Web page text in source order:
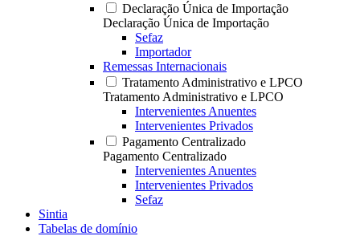
Declaração Única de Importação
Declaração Única de Importação
Sefaz
Importador
Remessas Internacionais
Tratamento Administrativo e LPCO
Tratamento Administrativo e LPCO
Intervenientes Anuentes
Intervenientes Privados
Pagamento Centralizado
Pagamento Centralizado
Intervenientes Anuentes
Intervenientes Privados
Sefaz
Sintia
Tabelas de domínio